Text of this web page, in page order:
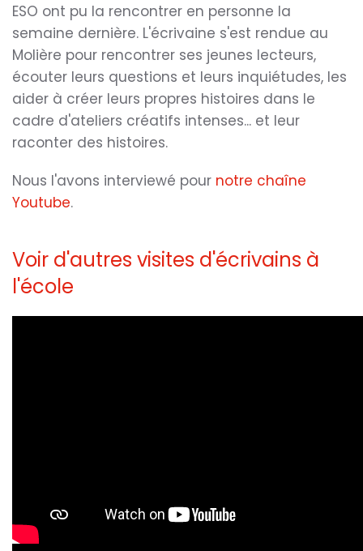
ESO ont pu la rencontrer en personne la
semaine dernière. L'écrivaine s'est rendue au
Molière pour rencontrer ses jeunes lecteurs,
écouter leurs questions et leurs inquiétudes, les
aider à créer leurs propres histoires dans le
cadre d'ateliers créatifs intenses... et leur
raconter des histoires.
Nous l'avons interviewé pour notre chaîne
Youtube.
Voir d'autres visites d'écrivains à
l'école